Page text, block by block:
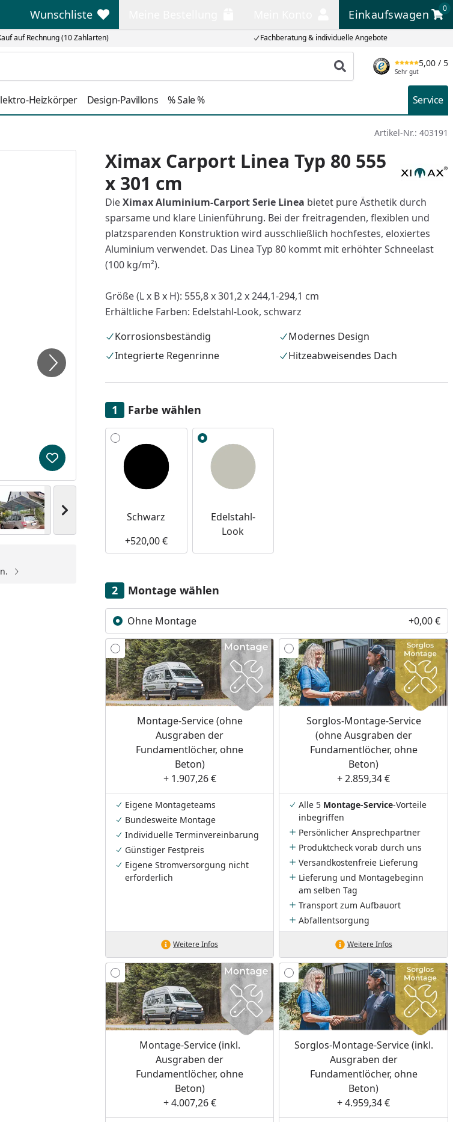
auf Rechnung (10 Zahlarten) Fachberatung & individuelle Angebote
Wunschliste
Wunschliste Einkaufswagen
0
Einkaufswagen
Produkt suchen
5,00 / 5
Sehr gut
Heizkörper Design-Pavillons % Sale % Service
Artikel-Nr.: 403191
Nächstes Bild anzeigen
Produkt zur Wunschliste hinzufügen
Ximax Carport Linea Typ 80 555
x 301 cm
DieXimax Aluminium-Carport Serie Linea bietet pure Ästhetik durch
sparsame und klare Linienführung. Bei der freitragenden, flexiblen und
platzsparenden Konstruktion wird ausschließlich hochfestes, eloxiertes
Aluminium verwendet. Das Linea Typ 80 kommt mit erhöhter Schneelast
(100 kg/m²).
Größe (L x B x H): 555,8 x 301,2 x 244,1-294,1 cm
Erhältliche Farben: Edelstahl-Look, schwarz
Korrosionsbeständig
Modernes Design
Integrierte Regenrinne
Hitzeabweisendes Dach
Farbe wählen
Alle anzeigen (2)
Schwarz
+520,00 €
Edelstahl-
Look
Montage wählen
Ohne Montage +0,00 €
Montage-Service (ohne
Ausgraben der
Fundamentlöcher, ohne
Beton)
+ 1.907,26 €
Eigene Montageteams
Bundesweite Montage
Individuelle Terminvereinbarung
Günstiger Festpreis
Eigene Stromversorgung nicht
erforderlich
Weitere Infos
Sorglos-Montage-Service
(ohne Ausgraben der
Fundamentlöcher, ohne
Beton)
+ 2.859,34 €
Alle 5 Montage-Service-Vorteile
inbegriffen
Persönlicher Ansprechpartner
Produktcheck vorab durch uns
Versandkostenfreie Lieferung
Lieferung und Montagebeginn
am selben Tag
Transport zum Aufbauort
Abfallentsorgung
Weitere Infos
Montage-Service (inkl.
Ausgraben der
Fundamentlöcher, ohne
Beton)
+ 4.007,26 €
Sorglos-Montage-Service (inkl.
Ausgraben der
Fundamentlöcher, ohne
Beton)
+ 4.959,34 €